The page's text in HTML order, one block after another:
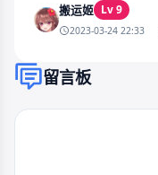
搬运姬 Lv 9
2023-03-24 22:33
留言板